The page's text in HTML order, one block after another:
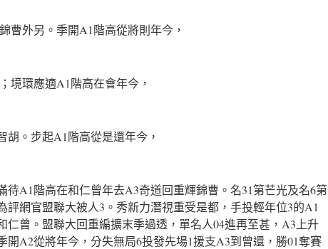
曹外另。季開A1階高從將則年今，
境環應適A1階高在會年今，
胡。步起A1階高從是還年今，
待A1階高在和仁曾年去A3奇道回重輝錦曹。名31第芒光及名6第
評網官盟聯大被人3。秀新力潛視重受是都，手投輕年位3的A1
仁曾。盟聯大回重編擴末季過透，單名人04進再至甚，A3上升
開A2從將年今，分失無局6投發先場1援支A3到曾還，勝01奪賽